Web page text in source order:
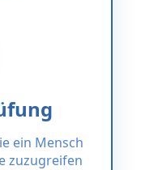
ein Mensch
zuzugreifen